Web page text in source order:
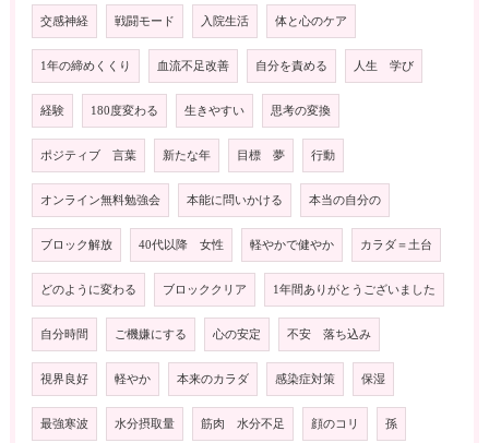
交感神経 戦闘モード 入院生活 体と心のケア
1年の締めくくり 血流不足改善 自分を責める 人生 学び
経験 180度変わる 生きやすい 思考の変換
ポジティブ 言葉 新たな年 目標 夢 行動
オンライン無料勉強会 本能に問いかける 本当の自分の
ブロック解放 40代以降 女性 軽やかで健やか カラダ＝土台
どのように変わる ブロッククリア 1年間ありがとうございました
自分時間 ご機嫌にする 心の安定 不安 落ち込み
視界良好 軽やか 本来のカラダ 感染症対策 保湿
最強寒波 水分摂取量 筋肉 水分不足 顔のコリ 孫